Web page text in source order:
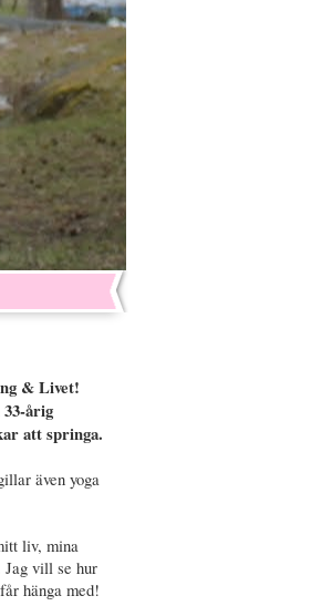
& Livet!
årig
att springa.
även yoga
liv, mina
Jag vill se hur
hänga med!